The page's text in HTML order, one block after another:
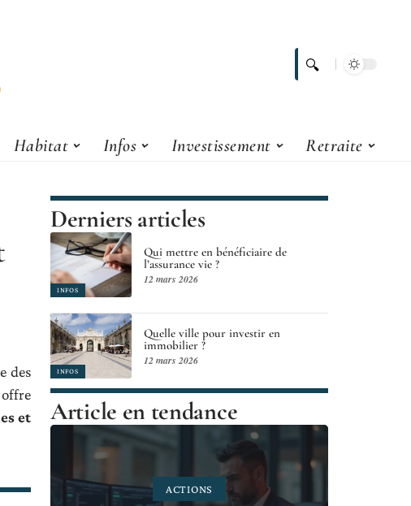
Habitat Infos Investissement Retraite
des
et
Derniers articles
INFOS
Qui mettre en bénéficiaire de
l’assurance vie ?
12 mars 2026
INFOS
Quelle ville pour investir en
immobilier ?
12 mars 2026
Article en tendance
ACTIONS